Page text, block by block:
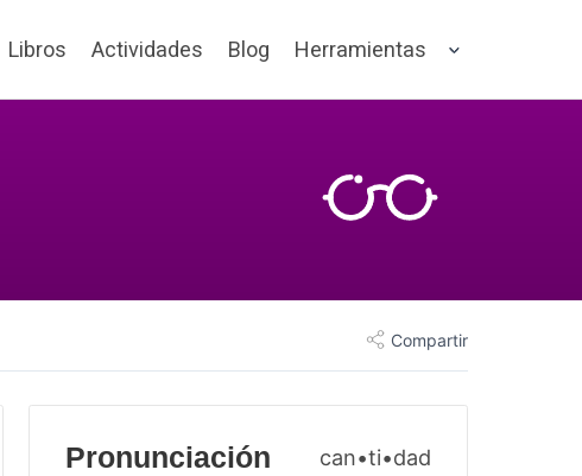
Libros Actividades Blog Herramientas
Compartir
Pronunciación can•ti•dad